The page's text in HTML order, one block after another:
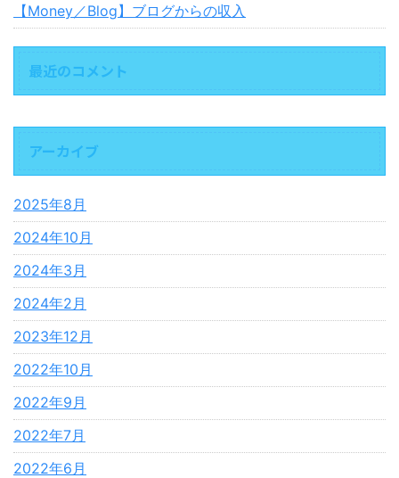
【Money／Blog】ブログからの収入
最近のコメント
アーカイブ
2025年8月
2024年10月
2024年3月
2024年2月
2023年12月
2022年10月
2022年9月
2022年7月
2022年6月